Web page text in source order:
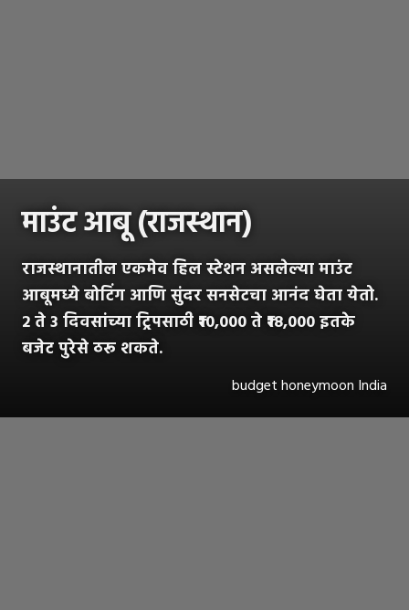
माउंट आबू (राजस्थान)
राजस्थानातील एकमेव हिल स्टेशन असलेल्या माउंट
आबूमध्ये बोटिंग आणि सुंदर सनसेटचा आनंद घेता येतो.
2 ते 3 दिवसांच्या ट्रिपसाठी ₹10,000 ते ₹18,000 इतके
बजेट पुरेसे ठरू शकते.
budget honeymoon India